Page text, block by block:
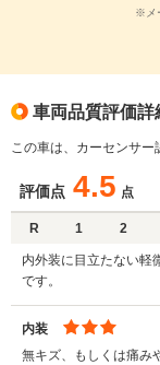
※メ
車両品質評価詳
この車は、カーセンサー
評価点 4.5 点
R 1 2
内外装に目立たない軽
です。
内装
無キズ、もしくは痛み